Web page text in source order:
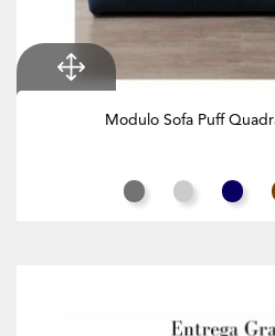
Modulo Sofa Puff
Cinza RatoCinza Claro
Azul